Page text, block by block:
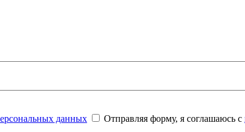
данных Отправляя форму, я соглашаюсь с